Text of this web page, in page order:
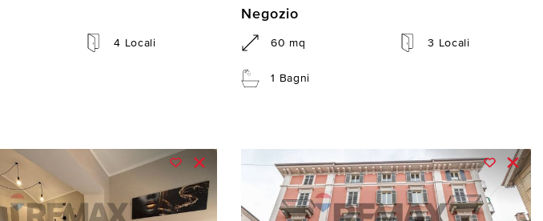
4 Locali
Negozio
60 mq 3 Locali
1 Bagni